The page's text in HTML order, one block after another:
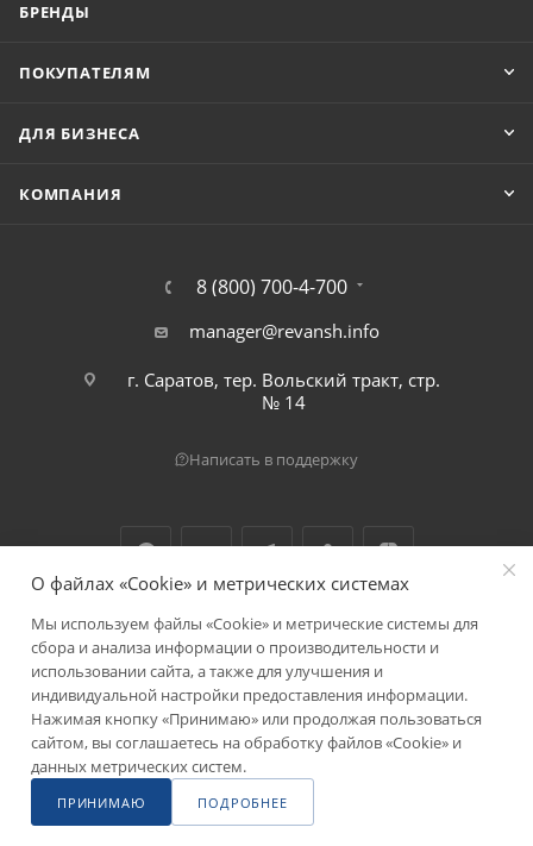
БРЕНДЫ
ПОКУПАТЕЛЯМ
ДЛЯ БИЗНЕСА
КОМПАНИЯ
8 (800) 700-4-700
manager@revansh.info
г. Саратов, тер. Вольский тракт, стр.
№ 14
Написать в поддержку
2026 © ООО "Реванш"
О файлах «Cookie» и метрических системах
Мы используем файлы «Cookie» и метрические системы для
сбора и анализа информации о производительности и
использовании сайта, а также для улучшения и
индивидуальной настройки предоставления информации.
Нажимая кнопку «Принимаю» или продолжая пользоваться
сайтом, вы соглашаетесь на обработку файлов «Cookie» и
данных метрических систем.
ПРИНИМАЮ ПОДРОБНЕЕ